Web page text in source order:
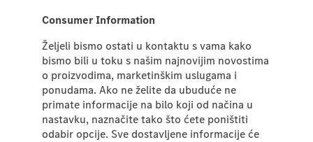
Consumer Information
Željeli bismo ostati u kontaktu s vama kako
bismo bili u toku s našim najnovijim novostima
o proizvodima, marketinškim uslugama i
ponudama. Ako ne želite da ubuduće ne
primate informacije na bilo koji od načina u
nastavku, naznačite tako što ćete poništiti
odabir opcije. Sve dostavljene informacije će